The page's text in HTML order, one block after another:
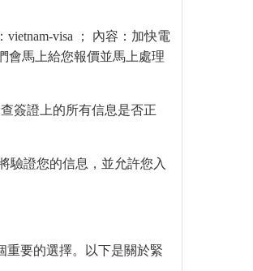
vietnam-visa ； 內容：加快電
會馬上給您報價並馬上處理
簽證上的所有信息是否正
驗證您的信息，並允許您入
重要的選擇。以下是關於緊